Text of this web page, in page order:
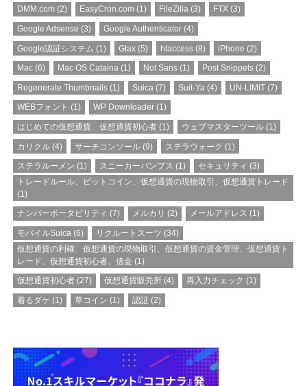
DMM.com (2) EasyCron.com (1) FileZilla (3) FTX (3)
Google Adsense (3) Google Authenticator(4)
Google認証システム (1) Gtax(5) htaccess (8) iPhone (2)
Mac(6) Mac OS Cataina(1) Not Sans (1) Post Snippets (2)
Regenerate Thumbnails(1) Suica (7) Suit-Ya (4) UN-LIMIT (7)
WEBフォント (1) WP Downloader(1)
はじめての仮想通貨、仮想通貨初心者(1) ウェブマスターツール(1)
カリクル(4) サーチコンソール(9) ステラウォーク (1)
ステラルーメン (1) スニーカーパンプス (1) セキュリティ (3)
トレードルール、ビットコイン、仮想通貨の現物取引、仮想通貨トレード
(1)
ナンバーポータビリティ (7) メルカリ (2) メールアドレス (1)
モバイルSuica(6) リクルートスーツ (34)
仮想通貨の利確、仮想通貨の現物取引、仮想通貨の資金管理、仮想通貨ト
レード、仮想通貨初心者、借金 (1)
仮想通貨初心者(27) 仮想通貨販売所(4) 再入力チェック (1)
着るダケ (1) 草コイン (1) 認証 (2)